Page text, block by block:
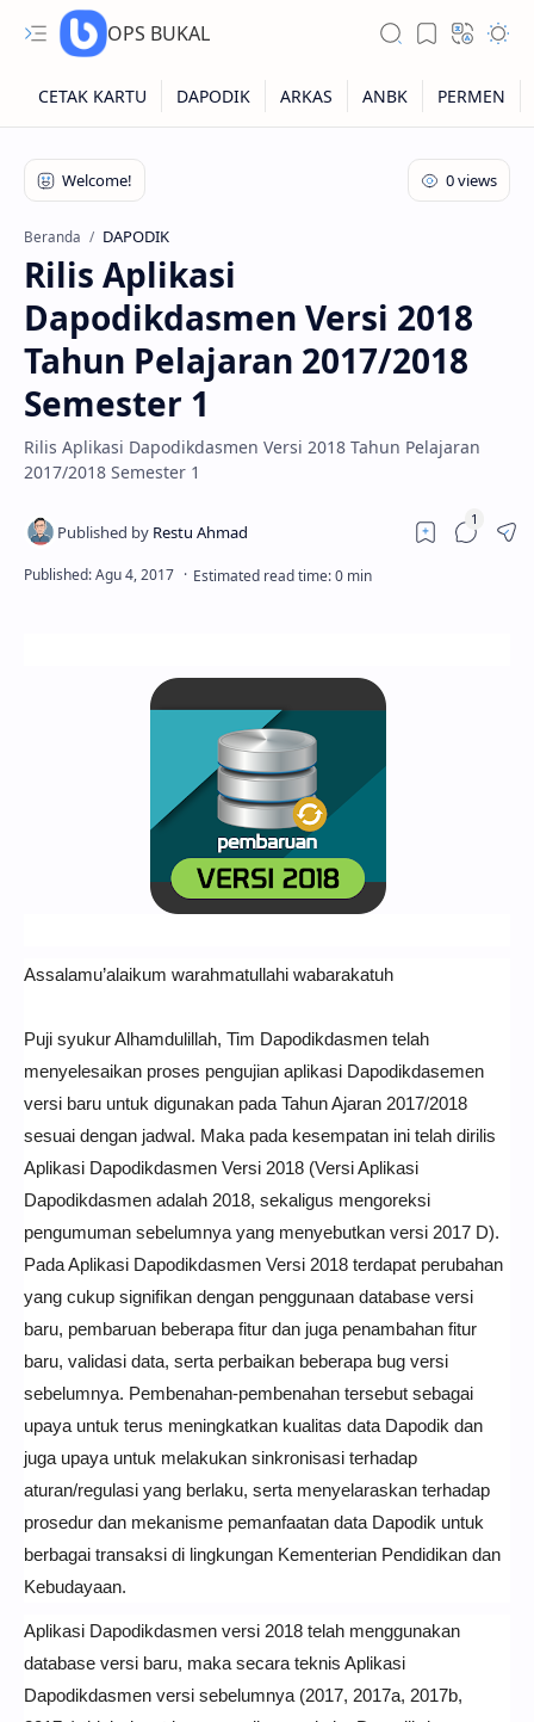
OPS BUKAL
Kartu NUPTK
Kartu NRG
Kartu NISN
Kartu NISN Foto
Kartu NISN Massal
Beranda DAPODIK
Rilis Aplikasi
Dapodikdasmen Versi 2018
Tahun Pelajaran 2017/2018
Semester 1
Rilis Aplikasi Dapodikdasmen Versi 2018 Tahun Pelajaran
2017/2018 Semester 1
Assalamu’alaikum warahmatullahi wabarakatuh
Puji syukur Alhamdulillah, Tim Dapodikdasmen telah
menyelesaikan proses pengujian aplikasi Dapodikdasemen
versi baru untuk digunakan pada Tahun Ajaran 2017/2018
sesuai dengan jadwal. Maka pada kesempatan ini telah dirilis
Aplikasi Dapodikdasmen Versi 2018 (Versi Aplikasi
Dapodikdasmen adalah 2018, sekaligus mengoreksi
pengumuman sebelumnya yang menyebutkan versi 2017 D).
Pada Aplikasi Dapodikdasmen Versi 2018 terdapat perubahan
yang cukup signifikan dengan penggunaan database versi
baru, pembaruan beberapa fitur dan juga penambahan fitur
baru, validasi data, serta perbaikan beberapa bug versi
sebelumnya. Pembenahan-pembenahan tersebut sebagai
upaya untuk terus meningkatkan kualitas data Dapodik dan
juga upaya untuk melakukan sinkronisasi terhadap
aturan/regulasi yang berlaku, serta menyelaraskan terhadap
prosedur dan mekanisme pemanfaatan data Dapodik untuk
berbagai transaksi di lingkungan Kementerian Pendidikan dan
Kebudayaan.
Aplikasi Dapodikdasmen versi 2018 telah menggunakan
database versi baru, maka secara teknis Aplikasi
Dapodikdasmen versi sebelumnya (2017, 2017a, 2017b,